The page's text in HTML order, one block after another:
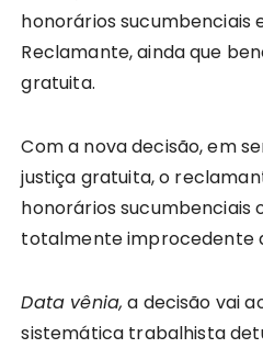
honorários sucumbenciais
Reclamante, ainda que
gratuita.
Com a nova decisão, em
justiça gratuita, o
honorários sucumbenciais
totalmente improcedente
Data vênia, a decisão vai
sistemática trabalhista